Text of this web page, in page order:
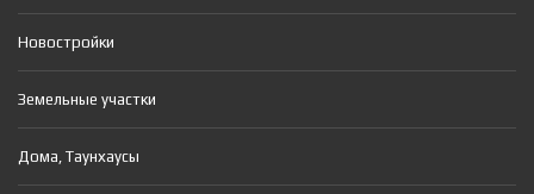
Новостройки
Земельные участки
Дома, Таунхаусы